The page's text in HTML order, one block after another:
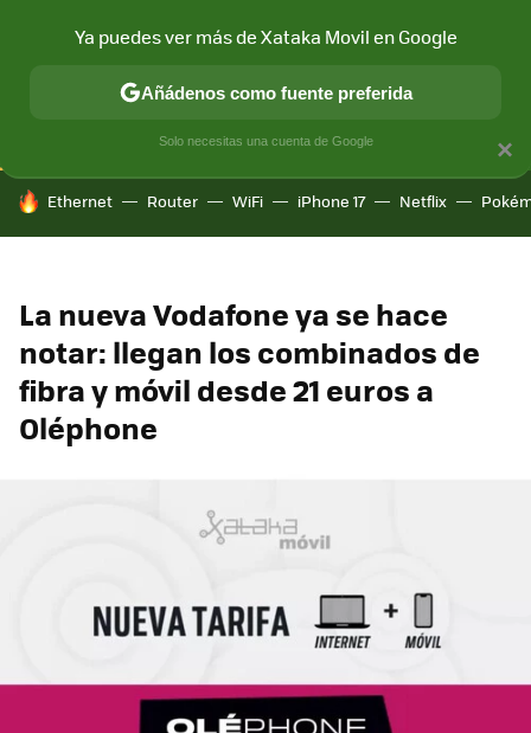
CONECTIVIDAD MÓVIL Y SOCIEDAD APLICACIONES
HOY SE HABLA DE
Ethernet Router WiFi iPhone 17 Netflix
La nueva Vodafone ya se hace
notar: llegan los combinados de
fibra y móvil desde 21 euros a
Oléphone
×
Ya puedes ver más de Xataka Movil en Google
Añádenos como fuente preferida
Solo necesitas una cuenta de Google